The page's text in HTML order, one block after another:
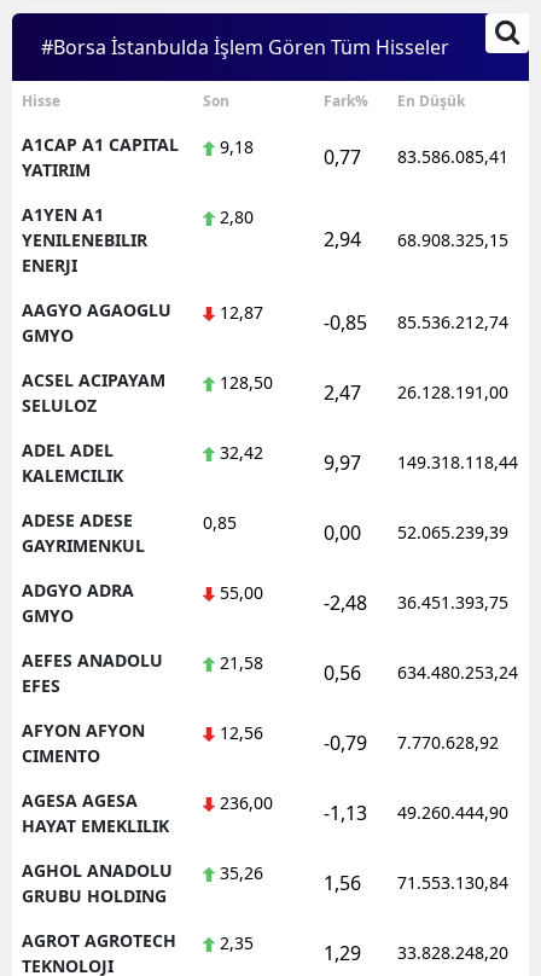
#Borsa İstanbulda İşlem Gören Tüm Hisseler
Hisse Son Fark% En Düşük
A1CAP A1 CAPITAL
YATIRIM
9,18 0,77 83.586.085,41
A1YEN A1
YENILENEBILIR
ENERJI
2,80
2,94 68.908.325,15
AAGYO AGAOGLU
GMYO
12,87 -0,85 85.536.212,74
ACSEL ACIPAYAM
SELULOZ
128,50 2,47 26.128.191,00
ADEL ADEL
KALEMCILIK
32,42 9,97 149.318.118,44
ADESE ADESE
GAYRIMENKUL
0,85 0,00 52.065.239,39
ADGYO ADRA
GMYO
55,00 -2,48 36.451.393,75
AEFES ANADOLU
EFES
21,58 0,56 634.480.253,24
AFYON AFYON
CIMENTO
12,56 -0,79 7.770.628,92
AGESA AGESA
HAYAT EMEKLILIK
236,00 -1,13 49.260.444,90
AGHOL ANADOLU
GRUBU HOLDING
35,26 1,56 71.553.130,84
AGROT AGROTECH
TEKNOLOJI
2,35 1,29 33.828.248,20